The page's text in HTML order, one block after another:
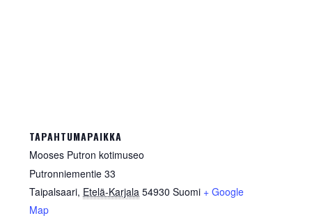
TAPAHTUMAPAIKKA
Mooses Putron kotimuseo
Putronniementie 33
Taipalsaari, Etelä-Karjala 54930 Suomi + Google
Map